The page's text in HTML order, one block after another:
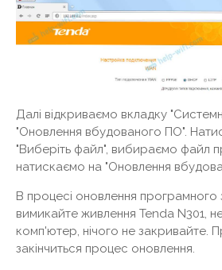
Далі відкриваємо вкладку
"Оновлення вбудованого ПО".
"Виберіть файл", вибираємо файл
натискаємо на "Оновлення
В процесі оновлення програмного
вимикайте живлення Tenda N301,
комп'ютер, нічого не закривайте.
закінчиться процес оновлення.